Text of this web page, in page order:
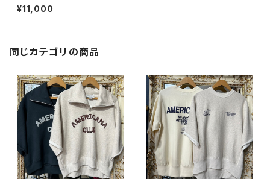
インド超長綿天竺プリントTシャ
ツ■BRF-M-698A/1■
¥11,000
同じカテゴリの商品